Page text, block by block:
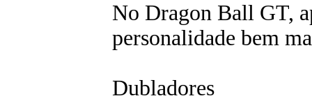
No Dragon Ball GT,
personalidade bem
Dubladores